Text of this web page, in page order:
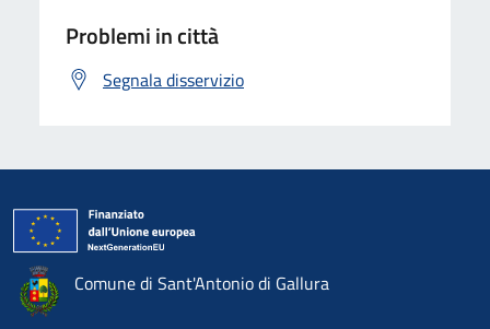
Problemi in città
Segnala disservizio
Comune di Sant'Antonio di Gallura